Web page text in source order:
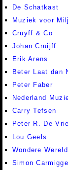
De Schatkast
Muziek voor
Cruyff & Co
Johan Cruijff
Erik Arens
Beter Laat dan
Peter Faber
Nederland
Carry Tefsen
Peter R. De
Lou Geels
Wondere Wereld
Simon